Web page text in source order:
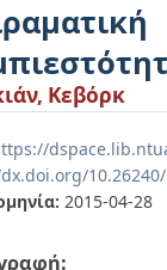
Κεβόρκ
2015-04-28